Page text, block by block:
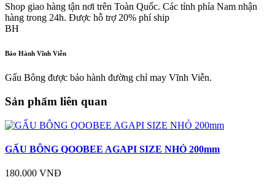
Shop giao hàng tận nơi trên Toàn Quốc. Các tỉnh phía Nam nhận
hàng trong 24h. Được hỗ trợ 20% phí ship
BH
Bảo Hành Vĩnh Viễn
Gấu Bông được bảo hành đường chỉ may Vĩnh Viễn.
Sản phẩm liên quan
GẤU BÔNG QOOBEE AGAPI SIZE NHỎ 200mm
180.000 VNĐ